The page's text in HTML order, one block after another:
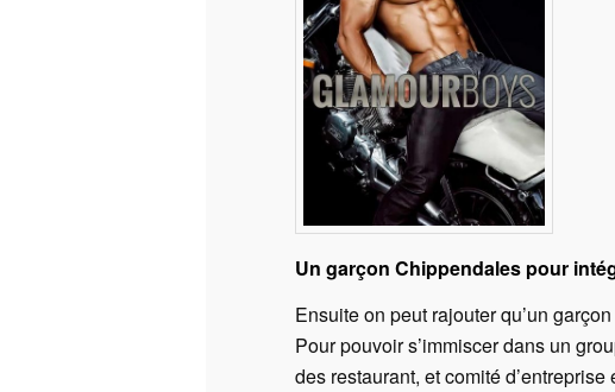
Un garçon Chippendales pour
Ensuite on peut rajouter qu’un
Pour pouvoir s’immiscer dans un
des restaurant, et comité d’entreprise